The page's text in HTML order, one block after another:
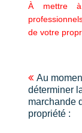
À mettre
de votre
de
l'article
Au
déterminer
marchande
propriété :